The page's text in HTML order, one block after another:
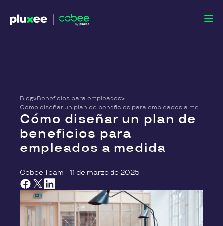
Cómo diseñar un plan de
beneficios para
empleados a medida
Cobee Team · 11 de marzo de 2025
Blog>Beneficios para empleados>
Cómo diseñar un plan de beneficios para empleados a medida